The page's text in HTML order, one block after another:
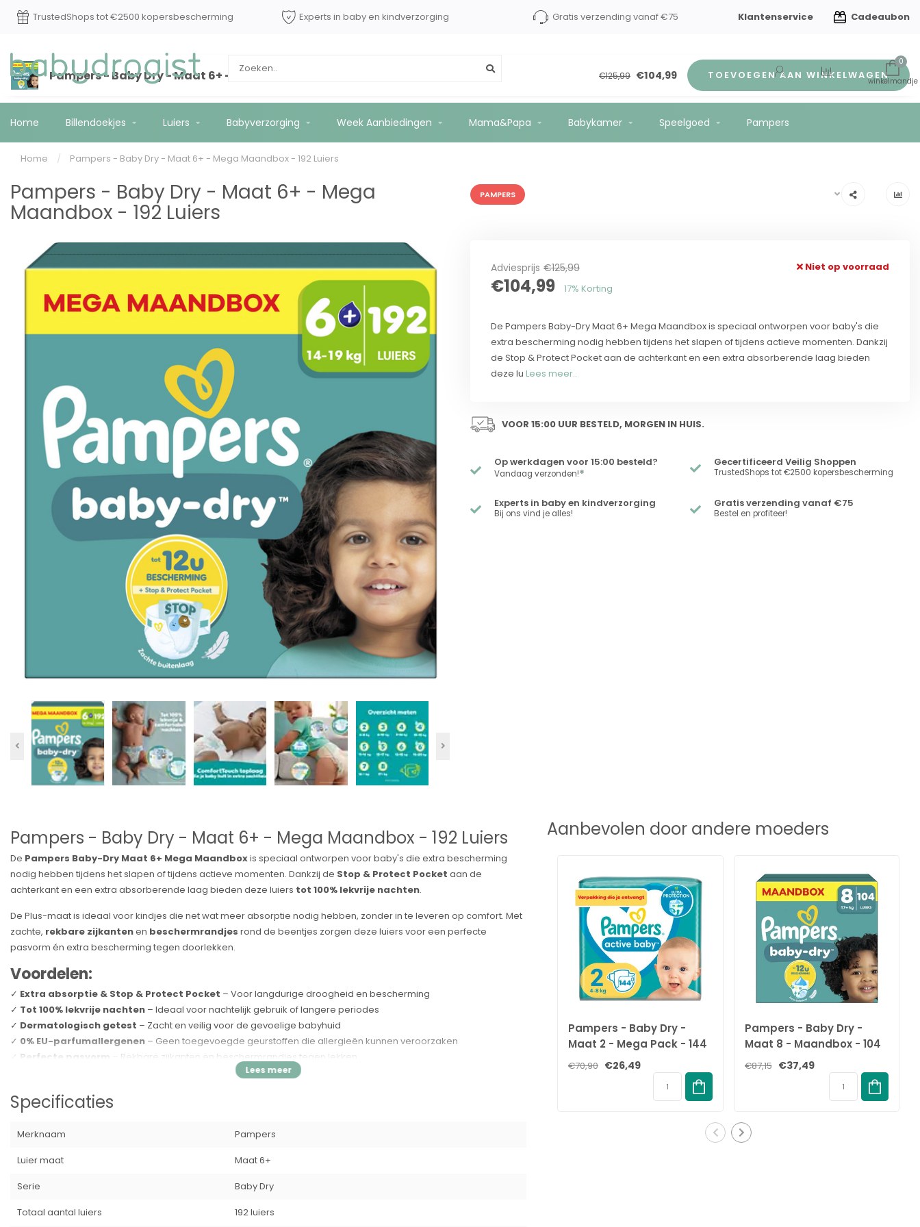
TrustedShops tot €2500 kopersbescherming Experts in baby en kindverzorging Gratis verzending vanaf €75 Klantenservice Cadeaubon
0
Home Billendoekjes Luiers Babyverzorging Week Aanbiedingen Mama&Papa Babykamer Speelgoed Pampers
Home / Pampers - Baby Dry - Maat 6+ - Mega Maandbox - 192 Luiers
Pampers - Baby Dry - Maat 6+ - Mega Maandbox - 192 Luiers €125,99 €104,99 TOEVOEGEN AAN WINKELWAGEN
Pampers - Baby Dry - Maat 6+ - Mega
Maandbox - 192 Luiers
PAMPERS
Adviesprijs €125,99
€104,99 17% Korting
Niet op voorraad
De Pampers Baby-Dry Maat 6+ Mega Maandbox is speciaal ontworpen voor baby's die
extra bescherming nodig hebben tijdens het slapen of tijdens actieve momenten. Dankzij
de Stop & Protect Pocket aan de achterkant en een extra absorberende laag bieden
deze lu Lees meer..
VOOR 15:00 UUR BESTELD, MORGEN IN HUIS.
Op werkdagen voor 15:00 besteld?
Vandaag verzonden!*
Gecertificeerd Veilig Shoppen
TrustedShops tot €2500 kopersbescherming
Experts in baby en kindverzorging
Bij ons vind je alles!
Gratis verzending vanaf €75
Bestel en profiteer!
Pampers - Baby Dry - Maat 6+ - Mega Maandbox - 192 Luiers
De Pampers Baby-Dry Maat 6+ Mega Maandboxis speciaal ontworpen voor baby's die extra bescherming
nodig hebben tijdens het slapen of tijdens actieve momenten. Dankzij de Stop & Protect Pocket aan de
achterkant en een extra absorberende laag bieden deze luiers tot 100% lekvrije nachten.
De Plus-maat is ideaal voor kindjes die net wat meer absorptie nodig hebben, zonder in te leveren op comfort. Met
zachte, rekbare zijkantenen beschermrandjes rond de beentjes zorgen deze luiers voor een perfecte
pasvorm én extra bescherming tegen doorlekken.
Voordelen:
✓ Extra absorptie & Stop & Protect Pocket – Voor langdurige droogheid en bescherming
✓ Tot 100% lekvrije nachten – Ideaal voor nachtelijk gebruik of langere periodes
✓ Dermatologisch getest – Zacht en veilig voor de gevoelige babyhuid
✓ 0% EU-parfumallergenen – Geen toegevoegde geurstoffen die allergieën kunnen veroorzaken
✓ Perfecte pasvorm
– Rekbare zijkanten en beschermrandjes tegen lekken
– Getest op schadelijke stoffen
Specificaties:
Type:
Inhoud:
Barcode:
Kenmerken:Extra bescherming, dermatologisch getest, parfumvrij, OEKO-TEX gecertificeerd
Specificaties
Merknaam
Pampers
Luier maat
Maat 6+
Serie
Baby Dry
Totaal aantal luiers
192 luiers
Aanbevolen door andere moeders
Pampers - Baby Dry -
Maat 2 - Mega Pack - 144
Stuks - 4-8 KG
€70,90 €26,49
Pampers - Baby Dry -
Maat 8 - Maandbox - 104
Stuks - 17+ KG
€87,15 €37,49